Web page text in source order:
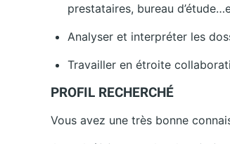
prestataires, bureau
Analyser et interpréter les
Travailler en étroite
PROFIL RECHERCHÉ
Vous avez une très bonne